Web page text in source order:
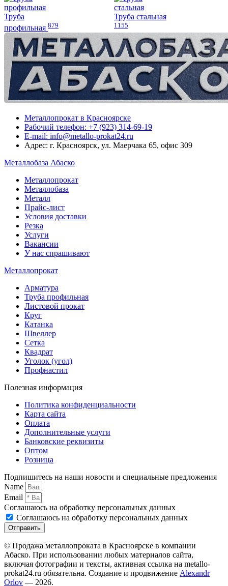
Труба
профильная 879
Труба стальная
1155
Металлопрокат в Красноярске
Рабочий телефон: +7 (923) 314-69-19
E-mail: info@metallo-prokat24.ru
Адрес: г. Красноярск, ул. Маерчака 65, офис 309
Металлобаза Абаско
Металлопрокат
Металлобаза
Металл
Прайс-лист
Условия доставки
Резка
Услуги
Вакансии
У нас спрашивают
Металлопрокат
Арматура
Труба профильная
Листовой прокат
Круг
Катанка
Швеллер
Сетка
Квадрат
Уголок (угол)
Профнастил
Полезная информация
Политика конфиденциальности
Карта сайта
Оплата
Дополнительные услуги
Банковские реквизиты
Оптом
Розница
Подпишитесь на наши новости и специальные предложения
Name
Email
Соглашаюсь на обработку персональных данных
Соглашаюсь на обработку персональных данных
Отправить
© Продажа металлопроката в Красноярске в компании
Абаско. При использовании любых материалов сайта,
включая фотографии и тексты, активная ссылка на metallo-
prokat24.ru обязательна. Создание и продвижение Alexandr
Orlov — 2026.